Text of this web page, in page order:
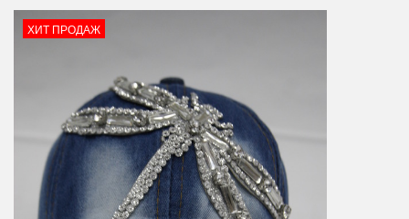
ХИТ ПРОДАЖ